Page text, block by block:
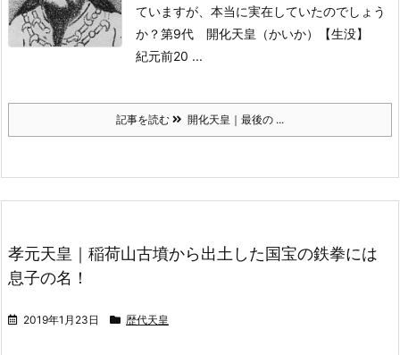
ていますが、本当に実在していたのでしょう
か？第9代 開化天皇（かいか）
【生没】
紀元前20 ...
記事を読む 開化天皇｜最後の ...
孝元天皇｜稲荷山古墳から出土した国宝の鉄拳には
息子の名！
2019年1月23日 歴代天皇